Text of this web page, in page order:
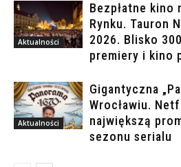
Aktualności
Bezpłatne kino
Rynku. Tauron
2026. Blisko
premiery i kino
Aktualności
Gigantyczna
Wrocławiu.
największą
sezonu serialu